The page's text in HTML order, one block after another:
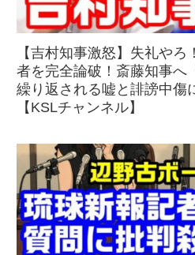
【吉村知事激怒】失礼や
者を完全論破！斎藤知事へ
繰り返される嘘と誹謗中傷
【KSLチャンネル】